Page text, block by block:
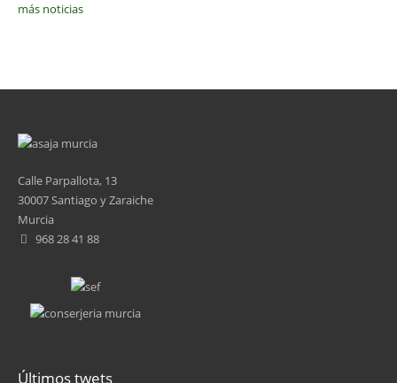
más noticias
Calle Parpallota, 13
30007 Santiago y Zaraiche
Murcia
968 28 41 88
Últimos twets